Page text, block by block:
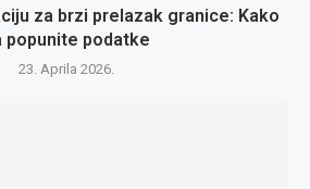
za brzi prelazak granice: Kako
popunite podatke
23. Aprila 2026.